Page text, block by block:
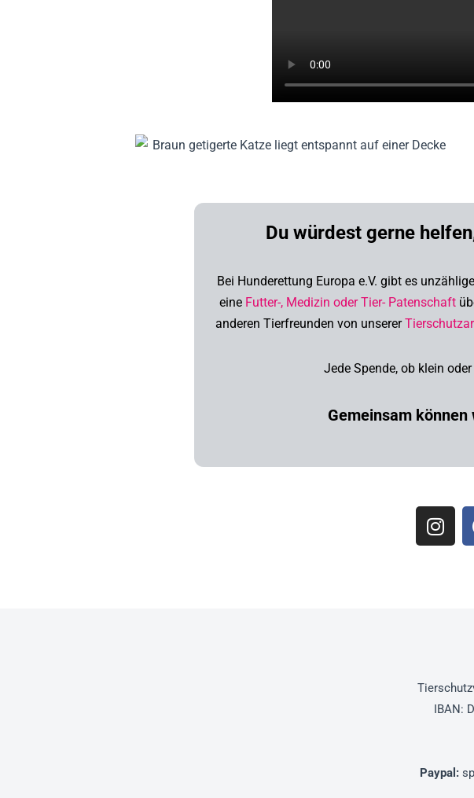
Du würdest gerne
Bei Hunderettung Europa e.V. gibt es
eine Futter-, Medizin oder Tier- Patenschaft
anderen Tierfreunden von unserer
Jede Spende, ob klein
Gemeinsam
IBAN:
Paypal :